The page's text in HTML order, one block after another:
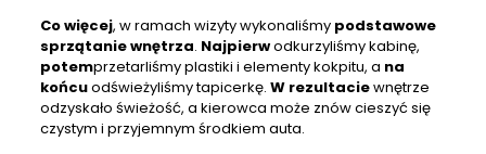
Co więcej, w ramach wizyty wykonaliśmy podstawowe
sprzątanie wnętrza. Najpierwodkurzyliśmy kabinę,
potemprzetarliśmy plastiki i elementy kokpitu, a na
końcuodświeżyliśmy tapicerkę. W rezultaciewnętrze
odzyskało świeżość, a kierowca może znów cieszyć się
czystym i przyjemnym środkiem auta.